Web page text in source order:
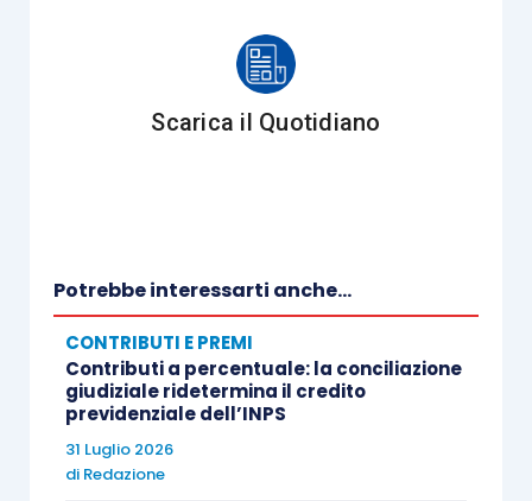
Scarica il Quotidiano
Potrebbe interessarti anche...
CONTRIBUTI E PREMI
Contributi a percentuale: la conciliazione
giudiziale ridetermina il credito
previdenziale dell’INPS
31 Luglio 2026
di Redazione